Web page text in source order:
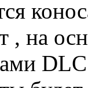
, на